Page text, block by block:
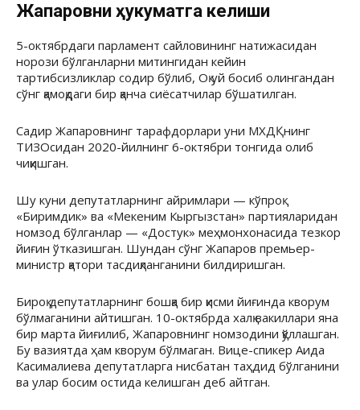
Жапаровни ҳукуматга келиши
5-октябрдаги парламент сайловининг натижасидан
норози бўлганларни митингидан кейин
тартибсизликлар содир бўлиб, Оқ уй босиб олингандан
сўнг қамоқдаги бир қанча сиёсатчилар бўшатилган.
Садир Жапаровнинг тарафдорлари уни МХДҚнинг
ТИЗОсидан 2020-йилнинг 6-октябри тонгида олиб
чиқишган.
Шу куни депутатларнинг айримлари — кўпроқ
«Биримдик» ва «Мекеним Кыргызстан» партияларидан
номзод бўлганлар — «Достук» меҳмонхонасида тезкор
йиғин ўтказишган. Шундан сўнг Жапаров премьер-
министр қатори тасдиқланганини билдиришган.
Бироқ депутатларнинг бошқа бир қисми йиғинда кворум
бўлмаганини айтишган. 10-октябрда халқ вакиллари яна
бир марта йиғилиб, Жапаровнинг номзодини қўллашган.
Бу вазиятда ҳам кворум бўлмаган. Вице-спикер Аида
Касималиева депутатларга нисбатан таҳдид бўлганини
ва улар босим остида келишган деб айтган.